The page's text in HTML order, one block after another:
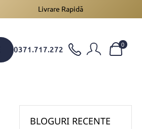
Livrare Rapidă
0371.717.272
0
BLOGURI RECENTE